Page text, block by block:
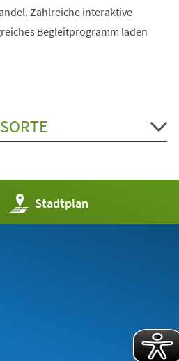
Zahlreiche interaktive
Begleitprogramm laden
Stadtplan
(Öffnet
in
einem